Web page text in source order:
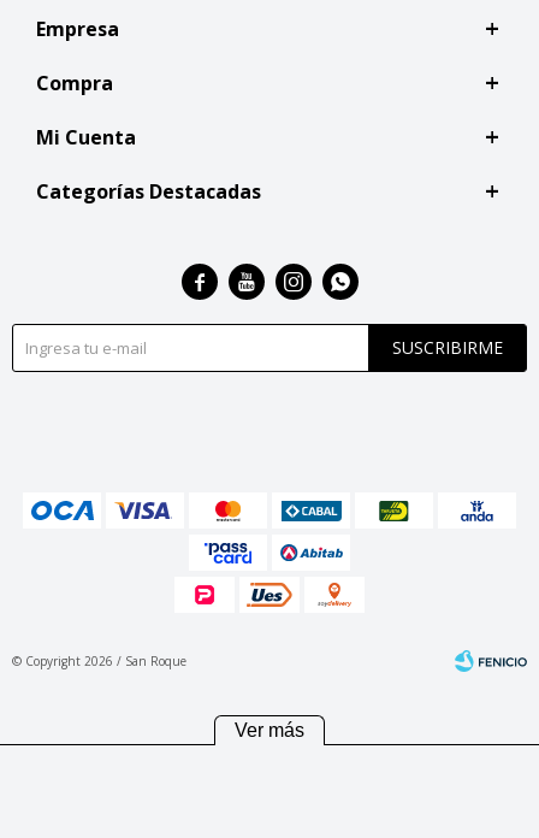
Empresa
Compra
Mi Cuenta
Categorías Destacadas
SUSCRIBIRME
   
© Copyright 2026 / San Roque
Ver más